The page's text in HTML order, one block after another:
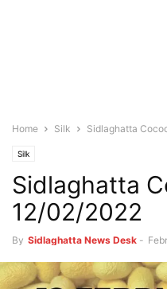
Home Silk Sidlaghatta
Silk
Sidlaghatta
12/02/2022
By Sidlaghatta News Desk -